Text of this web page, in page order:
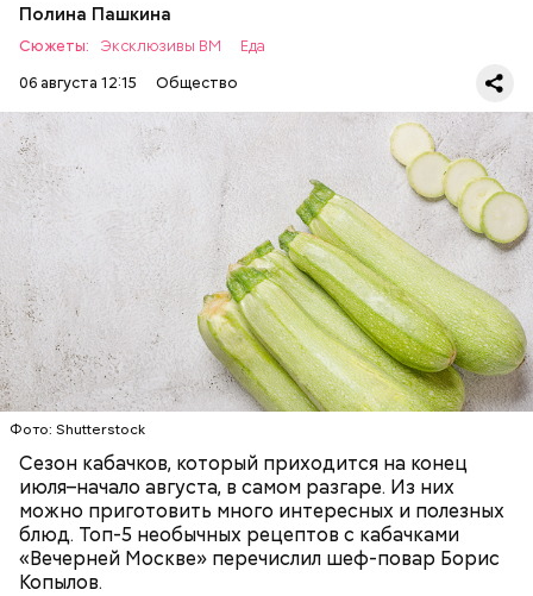
Полина Пашкина
Сюжеты: Эксклюзивы ВМ
Еда
06 августа 12:15
Общество
Фото: Shutterstock
Сезон кабачков, который приходится на конец
июля–начало августа, в самом разгаре. Из них
можно приготовить много интересных и полезных
блюд. Топ-5 необычных рецептов с кабачками
«Вечерней Москве» перечислил шеф-повар Борис
Копылов.
Ингредиенты:
ЕДА ОВОЩИ РЕЦЕПТЫ